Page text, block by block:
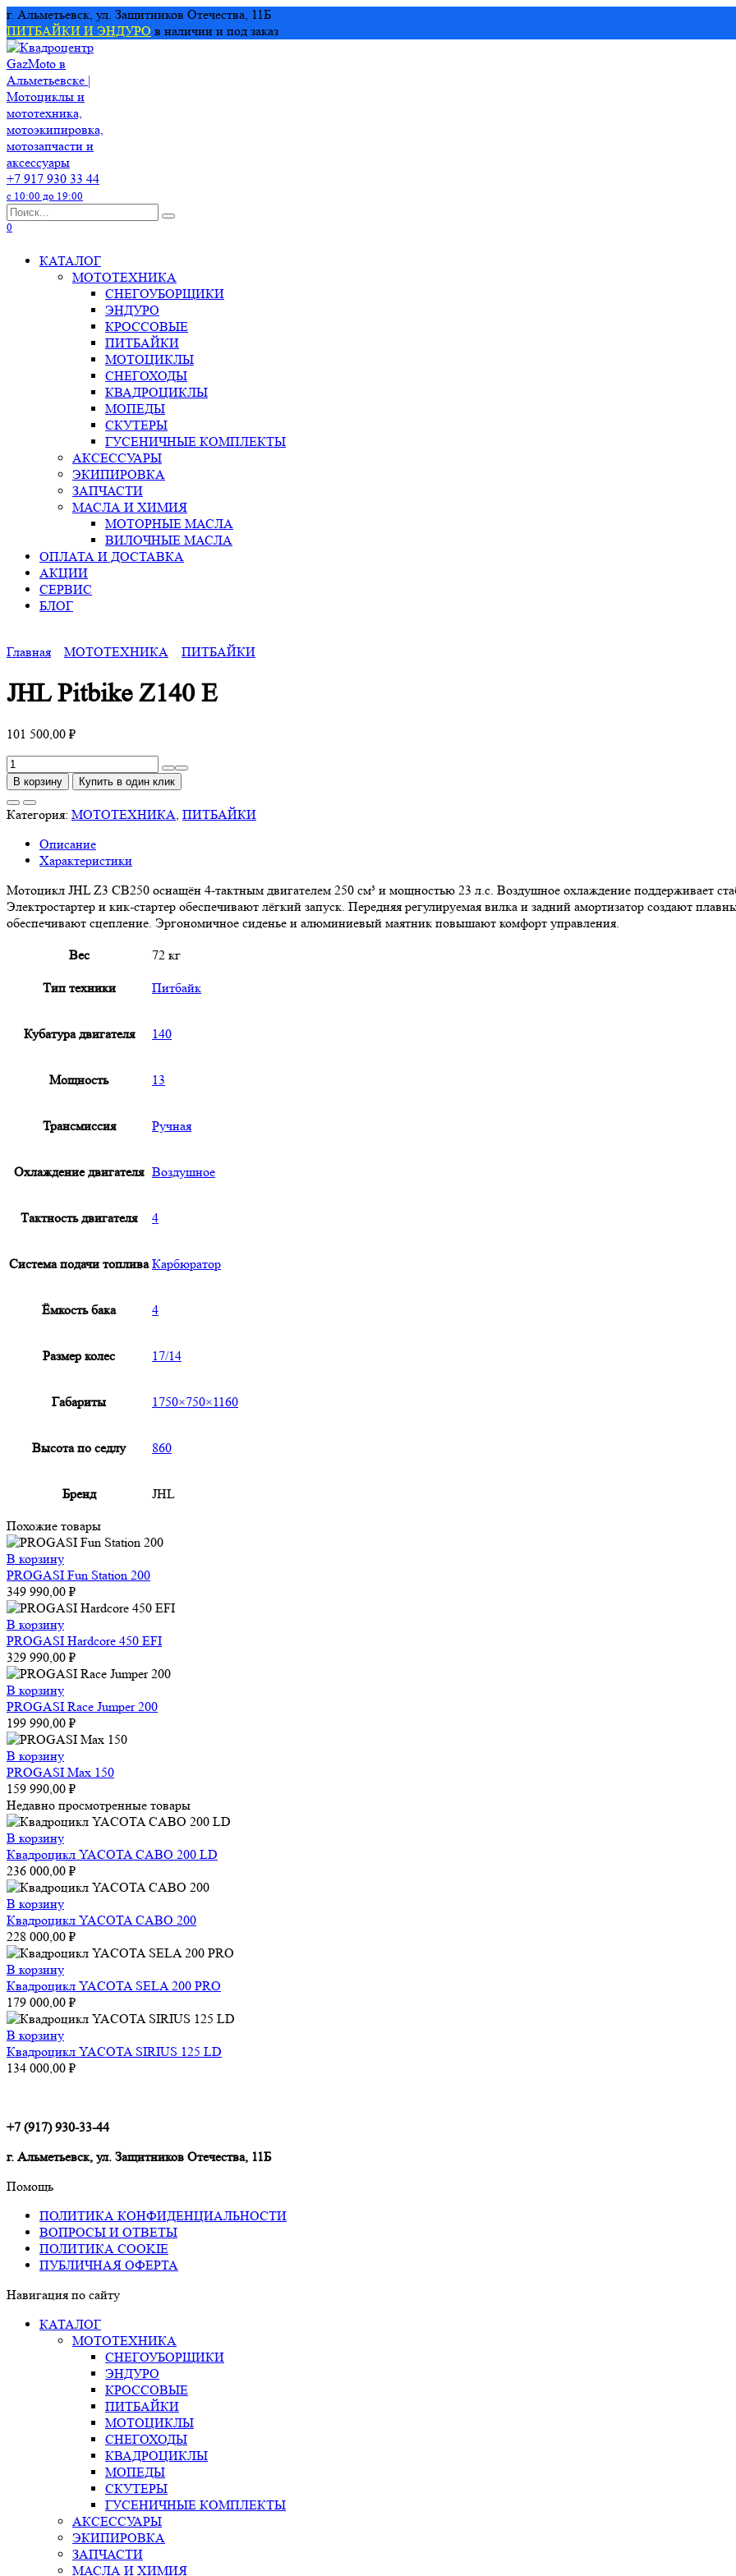
Перейти
к
содержанию
г. Альметьевск, ул. Защитников Отечества, 11Б
ПИТБАЙКИ И ЭНДУРО в наличии и под заказ
+7 917 930 33 44
с 10:00 до 19:00
Search
for:
0
КАТАЛОГ
МОТОТЕХНИКА
СНЕГОУБОРЩИКИ
ЭНДУРО
КРОССОВЫЕ
ПИТБАЙКИ
МОТОЦИКЛЫ
СНЕГОХОДЫ
КВАДРОЦИКЛЫ
МОПЕДЫ
СКУТЕРЫ
ГУСЕНИЧНЫЕ КОМПЛЕКТЫ
АКСЕССУАРЫ
ЭКИПИРОВКА
ЗАПЧАСТИ
МАСЛА И ХИМИЯ
МОТОРНЫЕ МАСЛА
ВИЛОЧНЫЕ МАСЛА
ОПЛАТА И ДОСТАВКА
АКЦИИ
СЕРВИС
БЛОГ
Главная МОТОТЕХНИКА ПИТБАЙКИ
JHL Pitbike Z140 E
101 500,00 ₽
Количество
товара
Pitbike
В корзину Купить в один клик
Категория: МОТОТЕХНИКА, ПИТБАЙКИ
Описание
Характеристики
Мотоцикл JHL Z3 CB250 оснащён 4-тактным двигателем 250 см³ и мощностью 23 л.с. Воздушное охлаждение поддерживает
Электростартер и кик-стартер обеспечивают лёгкий запуск. Передняя регулируемая вилка и задний амортизатор создают
обеспечивают сцепление. Эргономичное сиденье и алюминиевый маятник повышают комфорт управления.
Вес 72 кг
Тип техники Питбайк
Кубатура двигателя 140
Мощность 13
Трансмиссия Ручная
Охлаждение двигателя Воздушное
Тактность двигателя 4
Система подачи топлива Карбюратор
Ёмкость бака 4
Размер колес 17/14
Габариты 1750×750×1160
Высота по седлу 860
Бренд JHL
Похожие товары
В корзину
PROGASI Fun Station 200
349 990,00 ₽
В корзину
PROGASI Hardcore 450 EFI
329 990,00 ₽
В корзину
PROGASI Race Jumper 200
199 990,00 ₽
В корзину
PROGASI Max 150
159 990,00 ₽
Недавно просмотренные товары
В корзину
Квадроцикл YACOTA CABO 200 LD
236 000,00 ₽
В корзину
Квадроцикл YACOTA CABO 200
228 000,00 ₽
В корзину
Квадроцикл YACOTA SELA 200 PRO
179 000,00 ₽
В корзину
Квадроцикл YACOTA SIRIUS 125 LD
134 000,00 ₽
+7 (917) 930-33-44
г. Альметьевск, ул. Защитников Отечества, 11Б
Помощь
ПОЛИТИКА КОНФИДЕНЦИАЛЬНОСТИ
ВОПРОСЫ И ОТВЕТЫ
ПОЛИТИКА COOKIE
ПУБЛИЧНАЯ ОФЕРТА
Навигация по сайту
КАТАЛОГ
МОТОТЕХНИКА
СНЕГОУБОРЩИКИ
ЭНДУРО
КРОССОВЫЕ
ПИТБАЙКИ
МОТОЦИКЛЫ
СНЕГОХОДЫ
КВАДРОЦИКЛЫ
МОПЕДЫ
СКУТЕРЫ
ГУСЕНИЧНЫЕ КОМПЛЕКТЫ
АКСЕССУАРЫ
ЭКИПИРОВКА
ЗАПЧАСТИ
МАСЛА И ХИМИЯ